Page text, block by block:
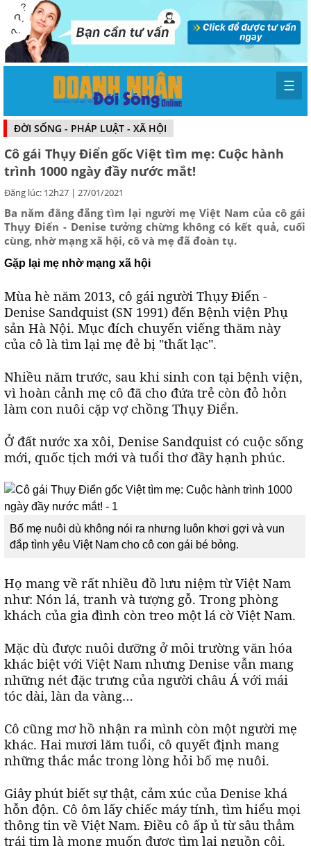
☰
ĐỜI SỐNG - PHÁP LUẬT - XÃ HỘI
Cô gái Thụy Điển gốc Việt tìm mẹ: Cuộc hành
trình 1000 ngày đầy nước mắt!
Đăng lúc: 12h27 | 27/01/2021
Ba năm đằng đẵng tìm lại người mẹ Việt Nam của cô gái
Thụy Điển - Denise tưởng chừng không có kết quả, cuối
cùng, nhờ mạng xã hội, cô và mẹ đã đoàn tụ.
Gặp lại mẹ nhờ mạng xã hội
Mùa hè năm 2013, cô gái người Thụy Điển -
Denise Sandquist (SN 1991) đến Bệnh viện Phụ
sản Hà Nội. Mục đích chuyến viếng thăm này
của cô là tìm lại mẹ đẻ bị "thất lạc".
Nhiều năm trước, sau khi sinh con tại bệnh viện,
vì hoàn cảnh mẹ cô đã cho đứa trẻ còn đỏ hỏn
làm con nuôi cặp vợ chồng Thụy Điển.
Ở đất nước xa xôi, Denise Sandquist có cuộc sống
mới, quốc tịch mới và tuổi thơ đầy hạnh phúc.
Bố mẹ nuôi dù không nói ra nhưng luôn khơi gợi và vun
đắp tình yêu Việt Nam cho cô con gái bé bỏng.
Họ mang về rất nhiều đồ lưu niệm từ Việt Nam
như: Nón lá, tranh và tượng gỗ. Trong phòng
khách của gia đình còn treo một lá cờ Việt Nam.
Mặc dù được nuôi dưỡng ở môi trường văn hóa
khác biệt với Việt Nam nhưng Denise vẫn mang
những nét đặc trưng của người châu Á với mái
tóc dài, làn da vàng…
Cô cũng mơ hồ nhận ra mình còn một người mẹ
khác. Hai mươi lăm tuổi, cô quyết định mang
những thắc mắc trong lòng hỏi bố mẹ nuôi.
Giây phút biết sự thật, cảm xúc của Denise khá
hỗn độn. Cô ôm lấy chiếc máy tính, tìm hiểu mọi
thông tin về Việt Nam. Điều cô ấp ủ từ sâu thẳm
trái tim là mong muốn được tìm lại nguồn cội.